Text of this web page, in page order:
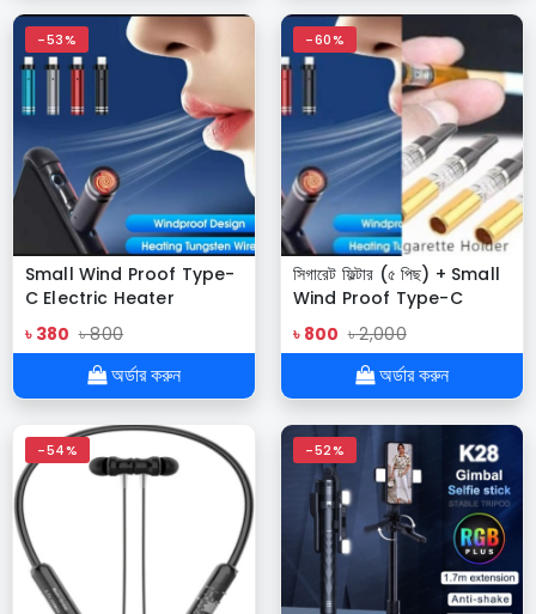
-53%
Small Wind Proof Type-
C Electric Heater
৳ 380 ৳ 800
অর্ডার করুন
-60%
সিগারেট ফিল্টার (৫ পিছ) + Small
Wind Proof Type-C
Electric Heater= COMBO
একসাথে
৳ 800 ৳ 2,000
অর্ডার করুন
-54% -52%